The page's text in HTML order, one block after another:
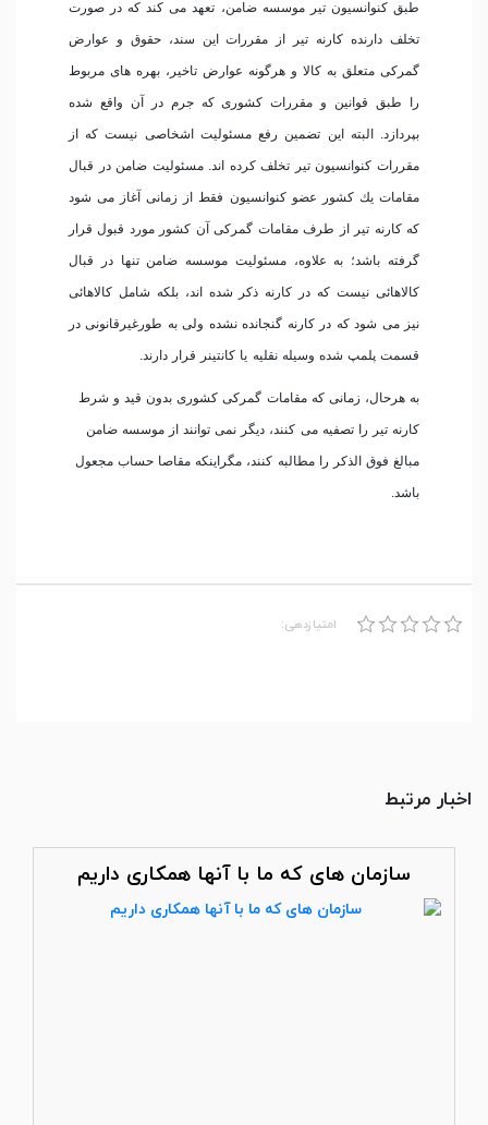
طبق كنوانسیون تیر موسسه ضامن، تعهد می كند كه در صورت
تخلف دارنده كارنه تیر از مقررات این سند، حقوق و عوارض
گمركی متعلق به كالا و هرگونه عوارض تاخیر، بهره های مربوط
را طبق قوانین و مقررات كشوری كه جرم در آن واقع شده
بپردازد. البته این تضمین رفع مسئولیت اشخاصی نیست كه از
مقررات كنوانسیون تیر تخلف كرده اند. مسئولیت ضامن در قبال
مقامات یك كشور عضو كنوانسیون فقط از زمانی آغاز می شود
كه كارنه تیر از طرف مقامات گمركی آن كشور مورد قبول قرار
گرفته باشد؛ به علاوه، مسئولیت موسسه ضامن تنها در قبال
كالاهائی نیست كه در كارنه ذكر شده اند، بلكه شامل كالاهائی
نیز می شود كه در كارنه گنجانده نشده ولی به طورغیرقانونی در
قسمت پلمپ شده وسیله نقلیه یا كانتینر قرار دارند.
به هرحال، زمانی كه مقامات گمركی كشوری بدون قید و شرط
كارنه تیر را تصفیه می كنند، دیگر نمی توانند از موسسه ضامن
مبالغ فوق الذكر را مطالبه كنند، مگراینكه مقاصا حساب مجعول
باشد.
امتیازدهی:
اخبار مرتبط
سازمان های که ما با آنها همکاری داریم